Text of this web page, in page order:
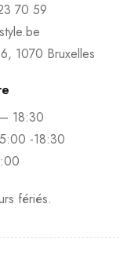
70 59
1070 Bruxelles
18:30
-18:30
fériés.